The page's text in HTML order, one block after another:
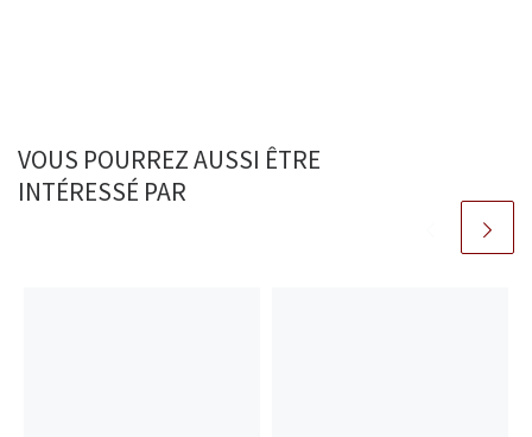
VOUS POURREZ AUSSI ÊTRE
INTÉRESSÉ PAR